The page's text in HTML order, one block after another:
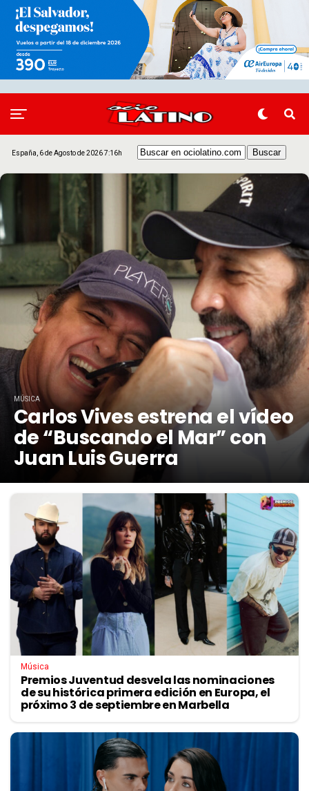
España, 6 de Agosto de 2026 7:16h
MÚSICA
Carlos Vives estrena el vídeo
de “Buscando el Mar” con
Juan Luis Guerra
Música
Premios Juventud desvela las nominaciones
de su histórica primera edición en Europa, el
próximo 3 de septiembre en Marbella